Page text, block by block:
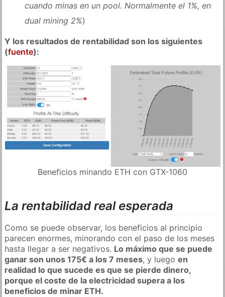
cuando minas en un pool. Normalmente el 1%, en
dual mining 2%)
Y los resultados de rentabilidad son los siguientes
(fuente):
Beneficios minando ETH con GTX-1060
La rentabilidad real esperada
Como se puede observar, los beneficios al principio
parecen enormes, minorando con el paso de los meses
hasta llegar a ser negativos. Lo máximo que se puede
ganar son unos 175€ a los 7 meses, y luegoen
realidad lo que sucede es que se pierde dinero,
porque el coste de la electricidad supera a los
beneficios de minar ETH.